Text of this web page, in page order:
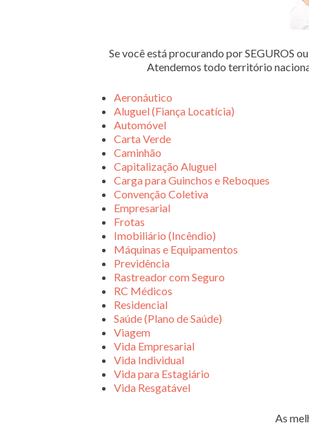
Se você está procurando por SEGUROS
Atendemos todo território
Aeronáutico
Aluguel (Fiança Locatícia)
Automóvel
Carta Verde
Caminhão
Capitalização Aluguel
Carga para Guinchos e Reboques
Convenção Coletiva
Empresarial
Frotas
Imobiliário (Incêndio)
Máquinas e Equipamentos
Previdência
Rastreador com Seguro
RC Médicos
Residencial
Saúde (Plano de Saúde)
Viagem
Vida Empresarial
Vida Individual
Vida para Estagiário
Vida Resgatável
As